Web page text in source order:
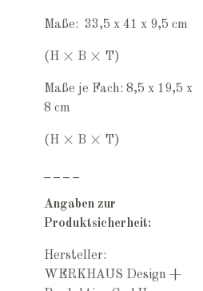
Maße: 33,5 x 41 x 9,5 cm
(H × B × T)
Maße je Fach: 8,5 x 19,5 x
8 cm
(H × B × T)
Angaben zur
Produktsicherheit:
Hersteller:
WERKHAUS Design +